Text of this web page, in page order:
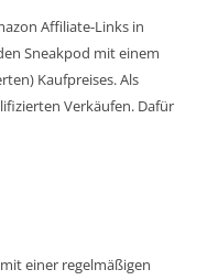
Affiliate-Links in
Sneakpod mit einem
Kaufpreises. Als
Verkäufen. Dafür
mit einer regelmäßigen